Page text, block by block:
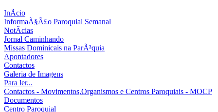
InÃ­cio
InformaÃ§Ã£o Paroquial Semanal
NotÃ­cias
Jornal Caminhando
Missas Dominicais na ParÃ³quia
Apontadores
Contactos
Galeria de Imagens
Para ler...
Contactos - Movimentos,Organismos e Centros Paroquiais - MOCP
Documentos
Centro Paroquial